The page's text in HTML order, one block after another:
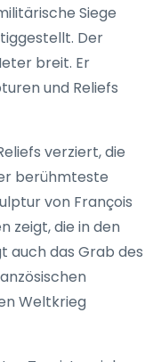
Siege
Der
breit. Er
und Reliefs
verziert, die
berühmteste
von François
zeigt, die in den
auch das Grab des
Weltkrieg